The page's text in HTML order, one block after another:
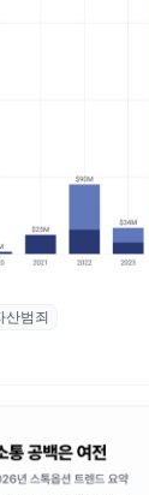
자산 보유자
취액
산범죄